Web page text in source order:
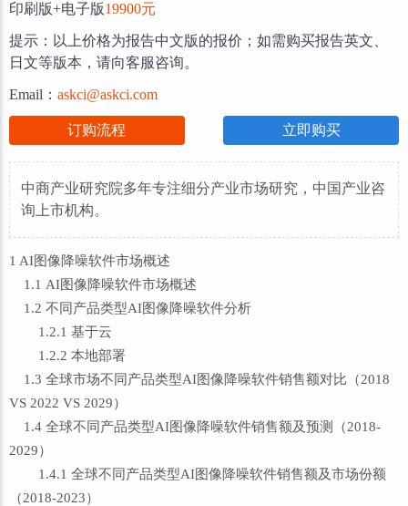
印刷版+电子版19900元
提示：以上价格为报告中文版的报价；如需购买报告英文、
日文等版本，请向客服咨询。
Email： askci@askci.com
订购流程 立即购买
中商产业研究院多年专注细分产业市场研究，中国产业咨
询上市机构。
1 AI图像降噪软件市场概述
1.1 AI图像降噪软件市场概述
1.2 不同产品类型AI图像降噪软件分析
1.2.1 基于云
1.2.2 本地部署
1.3 全球市场不同产品类型AI图像降噪软件销售额对比（2018
VS 2022 VS 2029）
1.4 全球不同产品类型AI图像降噪软件销售额及预测（2018-
2029）
1.4.1 全球不同产品类型AI图像降噪软件销售额及市场份额
（2018-2023）